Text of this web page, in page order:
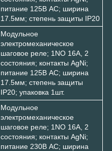
питание 125В АC; ширина
17.5мм; степень защиты IP20
Модульное
электромеханическое
шаговое реле; 1NO 16А, 2
состояния; контакты AgNi;
питание 125В АC; ширина
17.5мм; степень защиты
IP20; упаковка 1шт.
Модульное
электромеханическое
шаговое реле; 1NO 16А, 2
состояния; контакты AgNi;
питание 230В АC; ширина